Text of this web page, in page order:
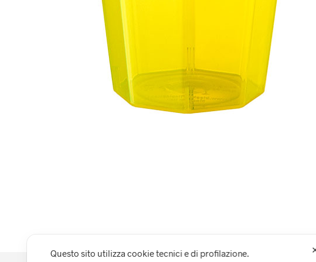
Questo sito utilizza cookie tecnici e di profilazione.